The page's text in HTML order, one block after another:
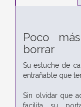
Poco
borrar
Su estuche de
entrañable que
Sin olvidar que
facilita su